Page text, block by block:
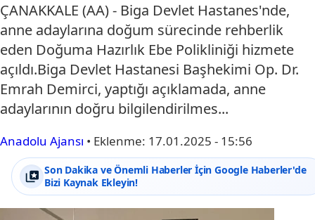
ÇANAKKALE (AA) - Biga Devlet Hastanes'nde,
anne adaylarına doğum sürecinde rehberlik
eden Doğuma Hazırlık Ebe Polikliniği hizmete
açıldı.Biga Devlet Hastanesi Başhekimi Op. Dr.
Emrah Demirci, yaptığı açıklamada, anne
adaylarının doğru bilgilendirilmes...
Anadolu Ajansı • Eklenme: 17.01.2025 - 15:56
Son Dakika ve Önemli Haberler İçin Google Haberler'de
Bizi Kaynak Ekleyin!